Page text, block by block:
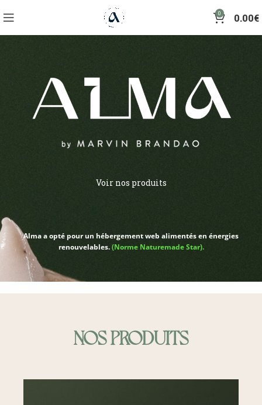
0 0.00€
Voir nos produits
Alma a opté pour un hébergement web alimentés en énergies
renouvelables.(Norme Naturemade Star).
NOSPRODUITS